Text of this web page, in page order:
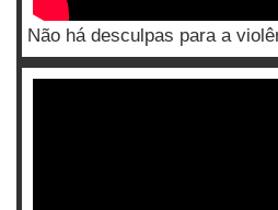
Não há desculpas para a